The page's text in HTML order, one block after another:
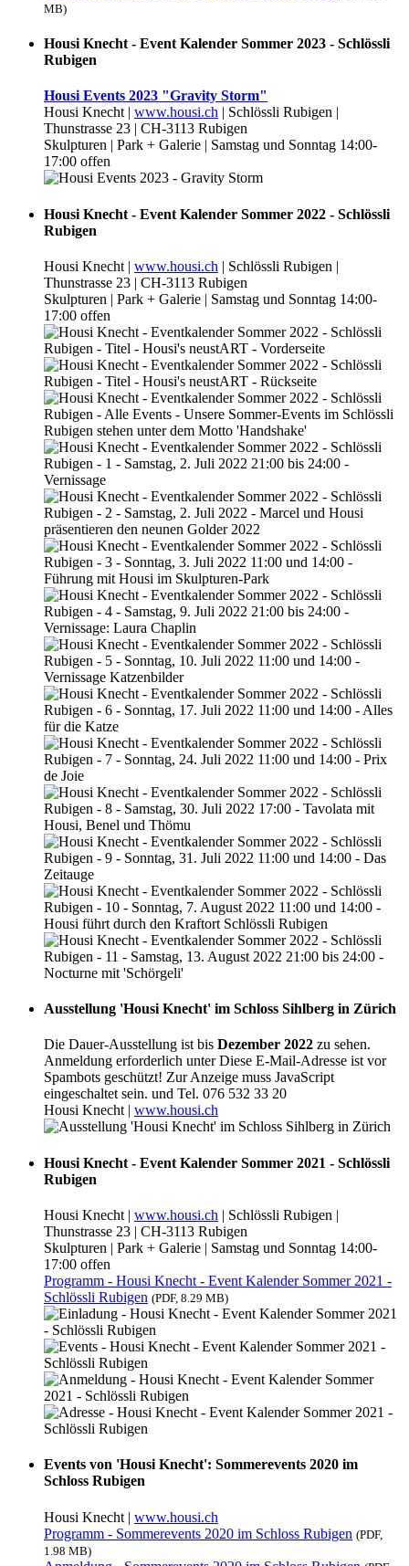
MB)
Housi Knecht - Event Kalender Sommer 2023 - Schlössli
Rubigen
Housi Events 2023 "Gravity Storm"
Housi Knecht | www.housi.ch | Schlössli Rubigen |
Thunstrasse 23 | CH-3113 Rubigen
Skulpturen | Park + Galerie | Samstag und Sonntag 14:00-
17:00 offen
Housi Knecht - Event Kalender Sommer 2022 - Schlössli
Rubigen
Housi Knecht | www.housi.ch | Schlössli Rubigen |
Thunstrasse 23 | CH-3113 Rubigen
Skulpturen | Park + Galerie | Samstag und Sonntag 14:00-
17:00 offen
Ausstellung 'Housi Knecht' im Schloss Sihlberg in Zürich
Die Dauer-Ausstellung ist bis Dezember 2022 zu sehen.
Anmeldung erforderlich unterDiese E-Mail-Adresse ist vor
Spambots geschützt! Zur Anzeige muss JavaScript
eingeschaltet sein. und Tel. 076 532 33 20
Housi Knecht | www.housi.ch
Housi Knecht - Event Kalender Sommer 2021 - Schlössli
Rubigen
Housi Knecht | www.housi.ch | Schlössli Rubigen |
Thunstrasse 23 | CH-3113 Rubigen
Skulpturen | Park + Galerie | Samstag und Sonntag 14:00-
17:00 offen
Programm - Housi Knecht - Event Kalender Sommer 2021 -
Schlössli Rubigen (PDF, 8.29 MB)
Events von 'Housi Knecht': Sommerevents 2020 im
Schloss Rubigen
Housi Knecht | www.housi.ch
Programm - Sommerevents 2020 im Schloss Rubigen (PDF,
1.98 MB)